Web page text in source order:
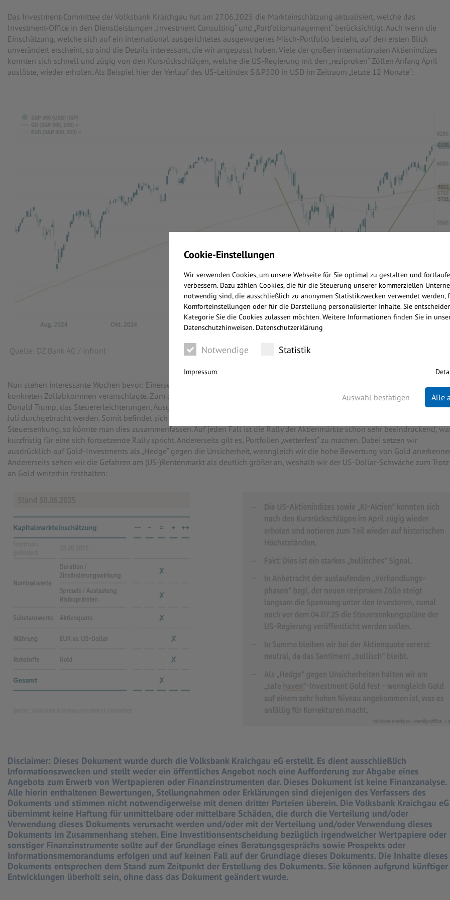
Das Investment-Committee der Volksbank Kraichgau hat am 27.06.2025 die Markteinschätzung aktualisiert, welche das
Investment-Office in den Dienstleistungen „Investment Consulting“ und „Portfoliomanagement“ berücksichtigt. Auch wenn die
Einschätzung, welche sich auf ein international ausgerichtetes ausgewogenes Misch-Portfolio bezieht, auf den ersten Blick
unverändert erscheint, so sind die Details interessant, die wir angepasst haben. Viele der großen internationalen Aktienindizes
konnten sich schnell und zügig von den Kursrückschlägen, welche die US-Regierung mit den „reziproken“ Zöllen Anfang April
auslöste, wieder erholen. Als Beispiel hier der Verlauf des US-Leitindex S&P500 in USD im Zeitraum „letzte 12 Monate“:
Quelle: DZ Bank AG / infront
Nun stehen interessante Wochen bevor: Einerseits laufen die „90 Tage“ aus, welche der US-Präsident zur Verhandlung von
konkreten Zollabkommen veranschlagte. Zum anderen steht „Big Beautiful Bill“ vor der Tür. Das neue Paket von US-Präsident
Donald Trump, das Steuererleichterungen, Ausgabenkürzungen und erhöhte Abschiebegelder vorsieht, soll bis zum Stichtag am
Juli durchgebracht werden. Somit befindet sich der (US-)Aktienmarkt weiterhin zwischen den Stühlen. Zollbelastung vs.
Steuersenkung, so könnte man dies zusammenfassen. Auf jeden Fall ist die Rally der Aktienmärkte schon sehr beeindruckend,
kurzfristig für eine sich fortsetzende Rally spricht. Andererseits gilt es, Portfolien „wetterfest“ zu machen. Dabei setzen wir
ausdrücklich auf Gold-Investments als „Hedge“ gegen die Unsicherheit, wenngleich wir die hohe Bewertung von Gold
Andererseits sehen wir die Gefahren am (US-)Rentenmarkt als deutlich größer an, weshalb wir der US-Dollar-Schwäche zum Trotz
an Gold weiterhin festhalten:
Disclaimer: Dieses Dokument wurde durch die Volksbank Kraichgau eG erstellt. Es dient ausschließlich
lnformationszwecken und stellt weder ein öffentliches Angebot noch eine Aufforderung zur Abgabe eines
Angebots zum Erwerb von Wertpapieren oder Finanzinstrumenten dar. Dieses Dokument ist keine Finanzanalyse.
Alle hierin enthaltenen Bewertungen, Stellungnahmen oder Erklärungen sind diejenigen des Verfassers des
Dokuments und stimmen nicht notwendigerweise mit denen dritter Parteien überein. Die Volksbank Kraichgau eG
übernimmt keine Haftung für unmittelbare oder mittelbare Schäden, die durch die Verteilung und/oder
Verwendung dieses Dokuments verursacht werden und/oder mit der Verteilung und/oder Verwendung dieses
Dokuments im Zusammenhang stehen. Eine Investitionsentscheidung bezüglich irgendwelcher Wertpapiere oder
sonstiger Finanzinstrumente sollte auf der Grundlage eines Beratungsgesprächs sowie Prospekts oder
Informationsmemorandums erfolgen und auf keinen Fall auf der Grundlage dieses Dokuments. Die Inhalte dieses
Dokuments entsprechen dem Stand zum Zeitpunkt der Erstellung des Dokuments. Sie können aufgrund künftiger
Entwicklungen überholt sein, ohne dass das Dokument geändert wurde.
Cookie-Einstellungen
Wir verwenden Cookies, um unsere Webseite für Sie optimal zu gestalten und
verbessern. Dazu zählen Cookies, die für die Steuerung unserer kommerziellen
notwendig sind, die ausschließlich zu anonymen Statistikzwecken verwendet werden,
Komforteinstellungen oder für die Darstellung personalisierter Inhalte. Sie
Kategorie Sie die Cookies zulassen möchten. Weitere Informationen finden Sie in
Datenschutzhinweisen. Datenschutzerklärung
Notwendige Statistik
Impressum
Auswahl bestätigen Alle